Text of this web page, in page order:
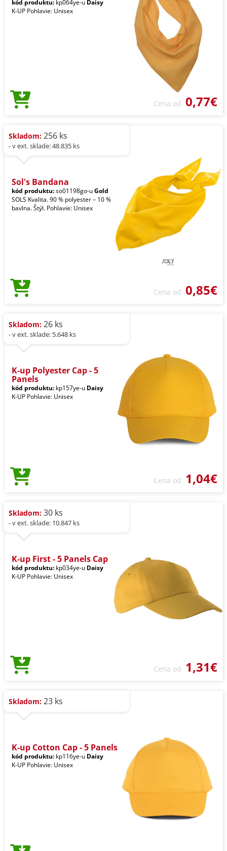
kód produktu: kp064ye-u Daisy
K-UP Pohlavie: Unisex
Cena od 0,77€
Skladom: 256 ks
- v ext. sklade: 48.835 ks
Sol's Bandana
kód produktu:so01198go-uGold
SOLS Kvalita. 90 % polyester – 10 %
bavlna. Štýl. Pohlavie: Unisex
Cena od 0,85€
Skladom: 26 ks
- v ext. sklade: 5.648 ks
K-up Polyester Cap - 5
Panels
kód produktu: kp157ye-u Daisy
K-UP Pohlavie: Unisex
Cena od 1,04€
Skladom: 30 ks
- v ext. sklade: 10.847 ks
K-up First - 5 Panels Cap
kód produktu: kp034ye-u Daisy
K-UP Pohlavie: Unisex
Cena od 1,31€
Skladom: 23 ks
K-up Cotton Cap - 5 Panels
kód produktu: kp116ye-u Daisy
K-UP Pohlavie: Unisex